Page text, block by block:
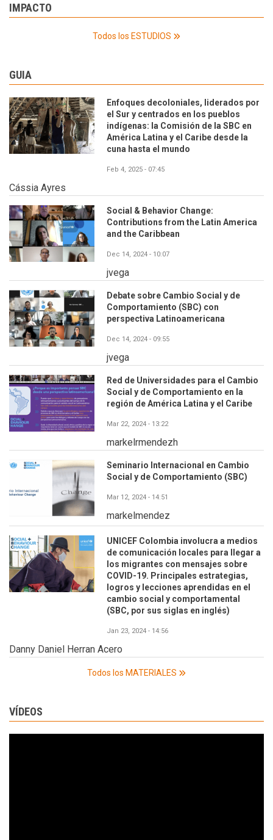
IMPACTO
Todos los ESTUDIOS
GUIA
Enfoques decoloniales, liderados por
el Sur y centrados en los pueblos
indígenas: la Comisión de la SBC en
América Latina y el Caribe desde la
cuna hasta el mundo
Feb 4, 2025 - 07:45
Cássia Ayres
Social & Behavior Change:
Contributions from the Latin America
and the Caribbean
Dec 14, 2024 - 10:07
jvega
Debate sobre Cambio Social y de
Comportamiento (SBC) con
perspectiva Latinoamericana
Dec 14, 2024 - 09:55
jvega
Red de Universidades para el Cambio
Social y de Comportamiento en la
región de América Latina y el Caribe
Mar 22, 2024 - 13:22
markelrmendezh
Seminario Internacional en Cambio
Social y de Comportamiento (SBC)
Mar 12, 2024 - 14:51
markelmendez
UNICEF Colombia involucra a medios
de comunicación locales para llegar a
los migrantes con mensajes sobre
COVID-19. Principales estrategias,
logros y lecciones aprendidas en el
cambio social y comportamental
(SBC, por sus siglas en inglés)
Jan 23, 2024 - 14:56
Danny Daniel Herran Acero
Todos los MATERIALES
VÍDEOS